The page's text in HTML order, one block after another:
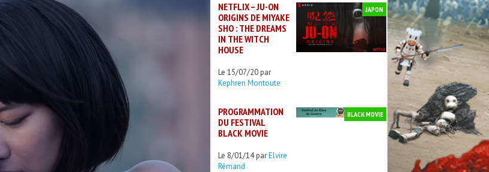
NETFLIX – JU-ON
ORIGINS DE MIYAKE
SHO : THE DREAMS
IN THE WITCH
HOUSE
Le 15/07/20 par
Kephren Montoute
JAPON
PROGRAMMATION
DU FESTIVAL
BLACK MOVIE
Le 8/01/14 parElvire
Rémand
BLACK MOVIE